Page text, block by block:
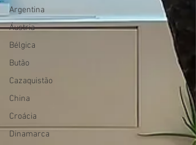
Argentina
Áustria
Bélgica
Butão
Cazaquistão
China
Croácia
Dinamarca